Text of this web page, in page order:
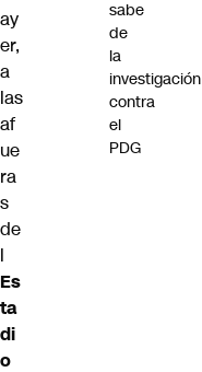
ay
er,
a
las
af
ue
ra
s
de
l
Es
ta
di
o
sabe
de
la
investigación
contra
el
PDG